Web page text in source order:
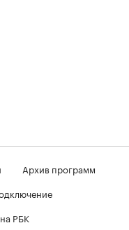
Архив программ
РБК